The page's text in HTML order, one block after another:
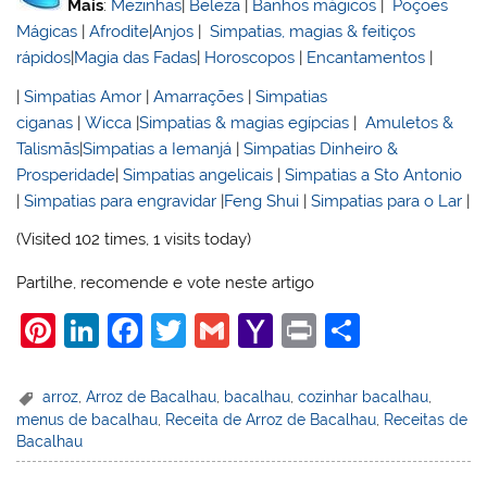
Mais: Mezinhas Beleza Banhos mágicos
Poções
Mágicas |Afrodite|Anjos |Simpatias, magias & feitiços
rápidos|Magia das Fadas| Horoscopos | Encantamentos |
|Simpatias Amor |Amarrações |Simpatias
ciganas |Wicca |Simpatias & magias egípcias |Amuletos &
Talismãs|Simpatias a Iemanjá |Simpatias Dinheiro &
Prosperidade|Simpatias angelicais |Simpatias a Sto Antonio
|Simpatias para engravidar |Feng Shui |Simpatias para o Lar |
(Visited 102 times, 1 visits today)
Partilhe, recomende e vote neste artigo
Pi
er
e
st
Li
k
e
dI
F
c
e
b
T
itt
er
G
ai
l
Y
h
o
o
Pr
t
ar
e
arroz ,Arroz de Bacalhau bacalhau ,cozinhar bacalhau
menus de bacalhau Receita de Arroz de Bacalhau Receitas de
Bacalhau